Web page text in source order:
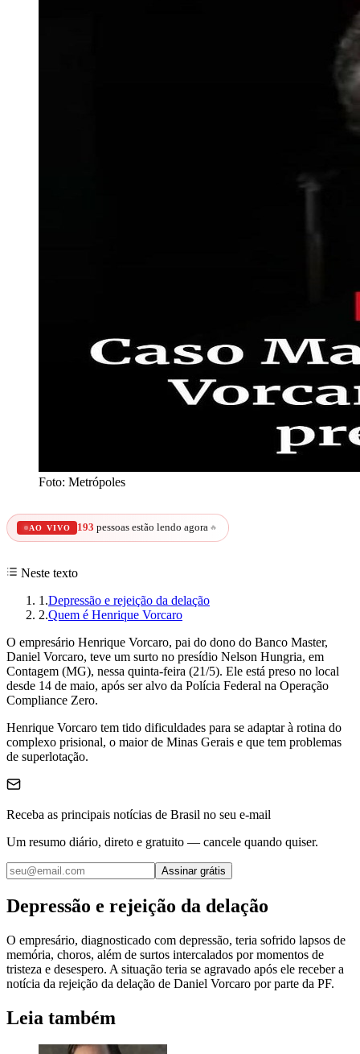
Foto: Metrópoles
AO VIVO 193 pessoas estão lendo agora 🔥
Neste texto
1 .Depressão e rejeição da delação
2.Quem é Henrique Vorcaro
O empresário Henrique Vorcaro, pai do dono do Banco Master,
Daniel Vorcaro, teve um surto no presídio Nelson Hungria, em
Contagem (MG), nessa quinta-feira (21/5). Ele está preso no local
desde 14 de maio, após ser alvo da Polícia Federal na Operação
Compliance Zero.
Henrique Vorcaro tem tido dificuldades para se adaptar à rotina do
complexo prisional, o maior de Minas Gerais e que tem problemas
de superlotação.
Receba as principais notícias de Brasil no seu e-mail
Um resumo diário, direto e gratuito — cancele quando quiser.
Assinar grátis
Depressão e rejeição da delação
O empresário, diagnosticado com depressão, teria sofrido lapsos de
memória, choros, além de surtos intercalados por momentos de
tristeza e desespero. A situação teria se agravado após ele receber a
notícia da rejeição da delação de Daniel Vorcaro por parte da PF.
Leia também